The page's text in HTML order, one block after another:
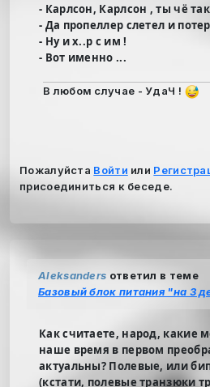
- Карлсон, Карлсон , ты чё
- Да пропеллер слетел и
- Ну и х..р с им !
- Вот именно ...
В любом случае - УдаЧ !
Пожалуйста Войти или
присоединиться к беседе.
Aleksanders ответил в теме
Базовый блок питания "на 3
Как считаете, народ, какие
наше время в первом
актуальны? Полевые, или
(кстати, полевые транзюки